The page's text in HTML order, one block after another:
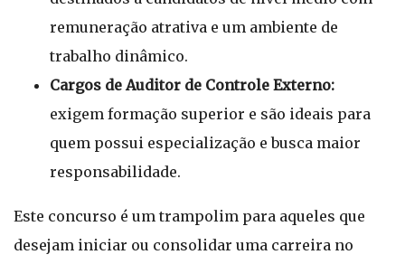
remuneração atrativa e um ambiente de
trabalho dinâmico.
Cargos de Auditor de Controle Externo:
exigem formação superior e são ideais para
quem possui especialização e busca maior
responsabilidade.
Este concurso é um trampolim para aqueles que
desejam iniciar ou consolidar uma carreira no